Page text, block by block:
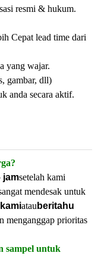
resmi & hukum.
Cepat lead time dari
yang wajar.
gambar, dll)
anda secara aktif.
jamsetelah kami
mendesak untuk
atau beritahu
menganggap prioritas
sampel untuk